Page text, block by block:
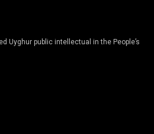
Uyghur public intellectual in the People’s